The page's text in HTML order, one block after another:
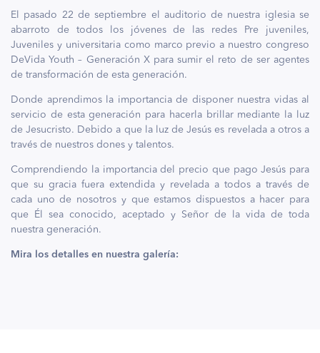
El pasado 22 de septiembre el auditorio de nuestra iglesia se
abarroto de todos los jóvenes de las redes Pre juveniles,
Juveniles y universitaria como marco previo a nuestro congreso
DeVida Youth – Generación X para sumir el reto de ser agentes
de transformación de esta generación.
Donde aprendimos la importancia de disponer nuestra vidas al
servicio de esta generación para hacerla brillar mediante la luz
de Jesucristo. Debido a que la luz de Jesús es revelada a otros a
través de nuestros dones y talentos.
Comprendiendo la importancia del precio que pago Jesús para
que su gracia fuera extendida y revelada a todos a través de
cada uno de nosotros y que estamos dispuestos a hacer para
que Él sea conocido, aceptado y Señor de la vida de toda
nuestra generación.
Mira los detalles en nuestra galería: